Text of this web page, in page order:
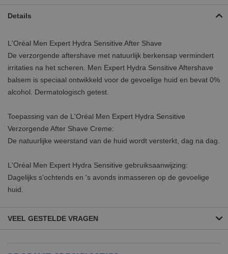
Details
L'Oréal Men Expert Hydra Sensitive After Shave
De verzorgende aftershave met natuurlijk berkensap vermindert
irritaties na het scheren. Men Expert Hydra Sensitive Aftershave
balsem is speciaal ontwikkeld voor de gevoelige huid en bevat 0%
alcohol. Dermatologisch getest.
Toepassing van de L'Oréal Men Expert Hydra Sensitive
Verzorgende After Shave Creme:
De natuurlijke weerstand van de huid wordt versterkt, dag na dag.
L'Oréal Men Expert Hydra Sensitive gebruiksaanwijzing:
Dagelijks s'ochtends en 's avonds inmasseren op de gevoelige
huid.
VEEL GESTELDE VRAGEN